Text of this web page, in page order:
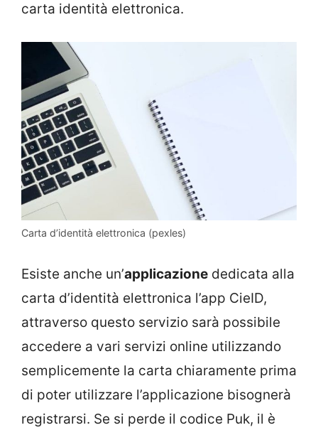
carta identità elettronica.
Carta d’identità elettronica (pexles)
Esiste anche un’applicazione dedicata alla
carta d’identità elettronica l’app CieID,
attraverso questo servizio sarà possibile
accedere a vari servizi online utilizzando
semplicemente la carta chiaramente prima
di poter utilizzare l’applicazione bisognerà
registrarsi. Se si perde il codice Puk, il è